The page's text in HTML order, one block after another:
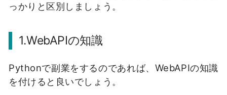
っかりと区別しましょう。
1.WebAPIの知識
Pythonで副業をするのであれば、WebAPIの知識
を付けると良いでしょう。